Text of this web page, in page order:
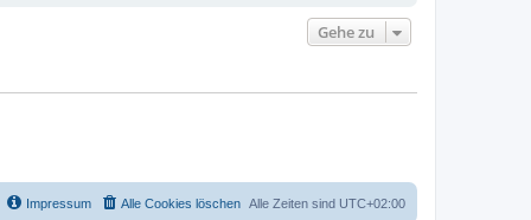
Gehe zu
Alle Zeiten sind UTC+02:00
Alle Cookies löschen
Impressum